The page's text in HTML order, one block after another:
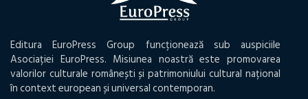
Editura EuroPress Group funcționează sub auspiciile
Asociației EuroPress. Misiunea noastră este promovarea
valorilor culturale românești și patrimoniului cultural național
în context european și universal contemporan.